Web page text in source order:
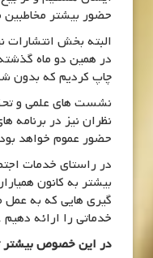
حضور بیشتر مخاطبین
البته بخش
در همین دو ماه
چاپ کردیم که بدون
نشست های علمی و
نظران نیز در
حضور عموم خواهد
در راستای خدمات
بیشتر به کانون
گیری هایی که به عمل
خدماتی را ارائه دهیم .
در این خصوص بیشتر